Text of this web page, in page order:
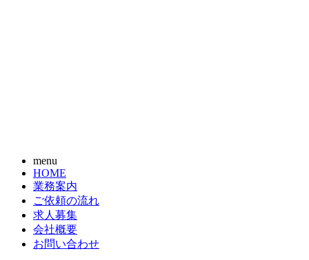
menu
HOME
業務案内
ご依頼の流れ
求人募集
会社概要
お問い合わせ